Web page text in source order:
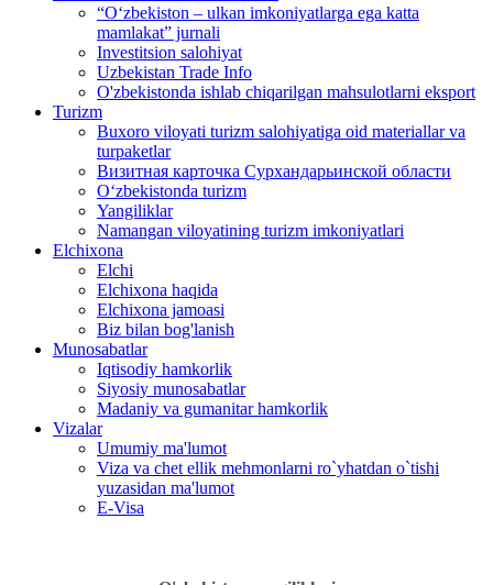
“Oʻzbekiston – ulkan imkoniyatlarga ega katta
mamlakat” jurnali
Investitsion salohiyat
Uzbekistan Trade Info
O'zbekistonda ishlab chiqarilgan mahsulotlarni eksport
Turizm
Buxoro viloyati turizm salohiyatiga oid materiallar va
turpaketlar
Визитная карточка Сурхандарьинской области
Oʻzbekistonda turizm
Yangiliklar
Namangan viloyatining turizm imkoniyatlari
Elchixona
Elchi
Elchixona haqida
Elchixona jamoasi
Biz bilan bog'lanish
Munosabatlar
Iqtisodiy hamkorlik
Siyosiy munosabatlar
Madaniy va gumanitar hamkorlik
Vizalar
Umumiy ma'lumot
Viza va chet ellik mehmonlarni ro`yhatdan o`tishi
yuzasidan ma'lumot
E-Visa